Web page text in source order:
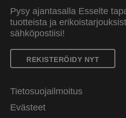
Pysy ajantasalla Esselte
tuotteista ja
sähköpostiisi!
REKISTERÖIDY NYT
Tietosuojailmoitus
Evästeet